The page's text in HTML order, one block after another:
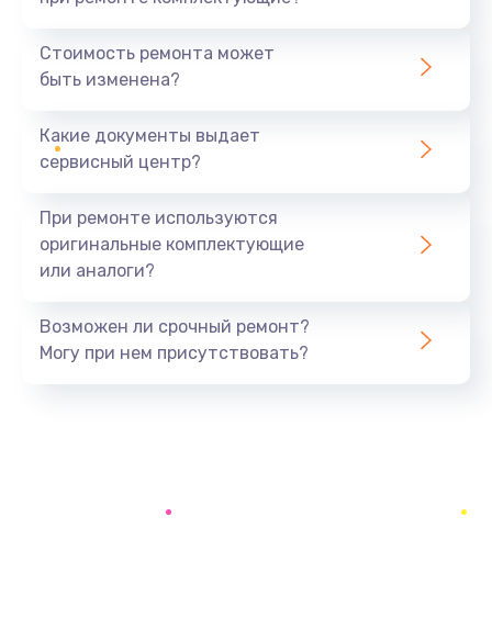
1440 руб.
Ремонт южного моста
Замена батарейки BIOS
Заказать
Стоимость ремонта может
быть изменена?
Какие документы выдает
сервисный центр?
При ремонте используются
оригинальные комплектующие
или аналоги?
Возможен ли срочный ремонт?
Могу при нем присутствовать?